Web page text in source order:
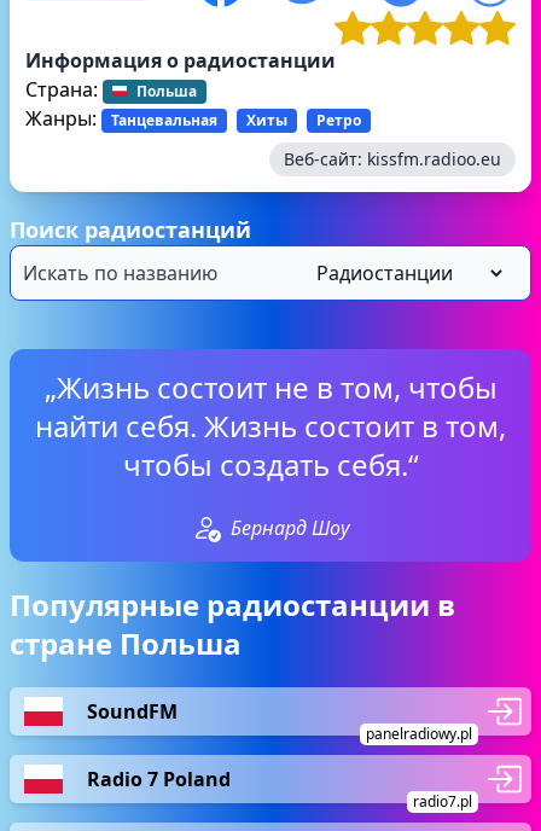
Информация о радиостанции
Страна:
Польша
Жанры: Танцевальная Хиты Ретро
Веб-сайт: kissfm.radioo.eu
Поиск радиостанций
„Жизнь состоит не в том, чтобы
найти себя. Жизнь состоит в том,
чтобы создать себя.“
Бернард Шоу
Популярные радиостанции в
стране Польша
SoundFM
panelradiowy.pl
Radio 7 Poland
radio7.pl